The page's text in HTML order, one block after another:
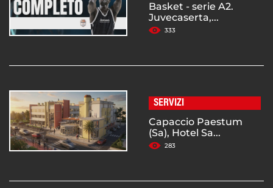
Basket - serie A2.
Juvecaserta,...
333
SERVIZI
Capaccio Paestum
(Sa), Hotel Sa...
283